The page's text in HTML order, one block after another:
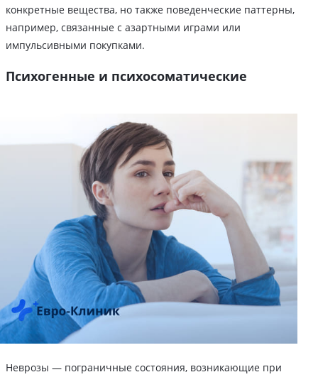
конкретные вещества, но также поведенческие паттерны,
например, связанные с азартными играми или
импульсивными покупками.
Психогенные и психосоматические
Неврозы — пограничные состояния, возникающие при